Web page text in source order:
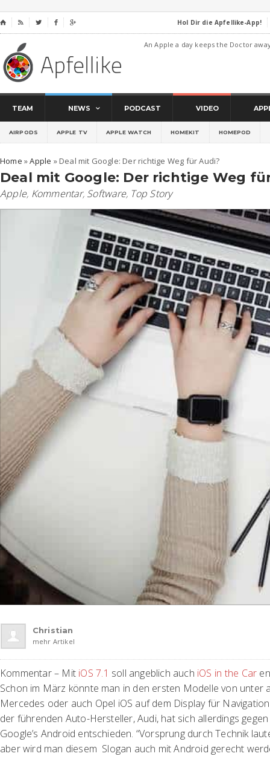
⌂     Hol Dir die Apfellike-App!
An Apple a day keeps the Doctor
TEAM NEWS PODCAST VIDEO
AIRPODS APPLE TV APPLE WATCH HOMEKIT HOMEPOD
Home »Apple » Deal mit Google: Der richtige Weg für Audi?
Deal mit Google: Der richtige Weg
Apple, Kommentar, Software, Top Story
Christian
mehr Artikel
Kommentar – Mit iOS 7.1 soll angeblich auch iOS in the Car
Schon im März könnte man in den ersten Modelle von unter
Mercedes oder auch Opel iOS auf dem Display für
der führenden Auto-Hersteller, Audi, hat sich allerdings gegen
Google’s Android entschieden. “Vorsprung durch Technik
aber wird man diesem Slogan auch mit Android gerecht